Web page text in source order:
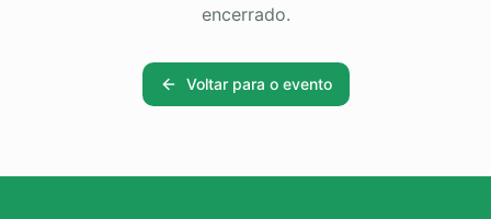
encerrado.
Voltar para o evento